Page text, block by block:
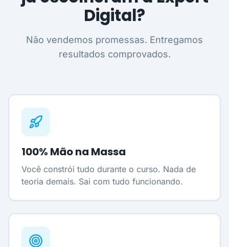
Digital?
Não vendemos promessas. Entregamos
resultados comprovados.
100% Mão na Massa
Você constrói tudo durante o curso. Nada de
teoria demais. Sai com tudo funcionando.